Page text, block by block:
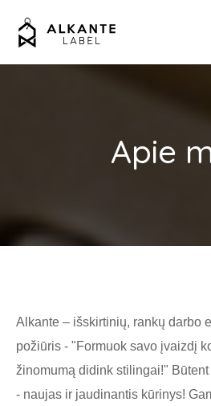
Apie
Alkante – išskirtinių, rankų darbo
požiūris - "Formuok savo įvaizdį
žinomumą didink stilingai!"
- naujas ir jaudinantis kūrinys!